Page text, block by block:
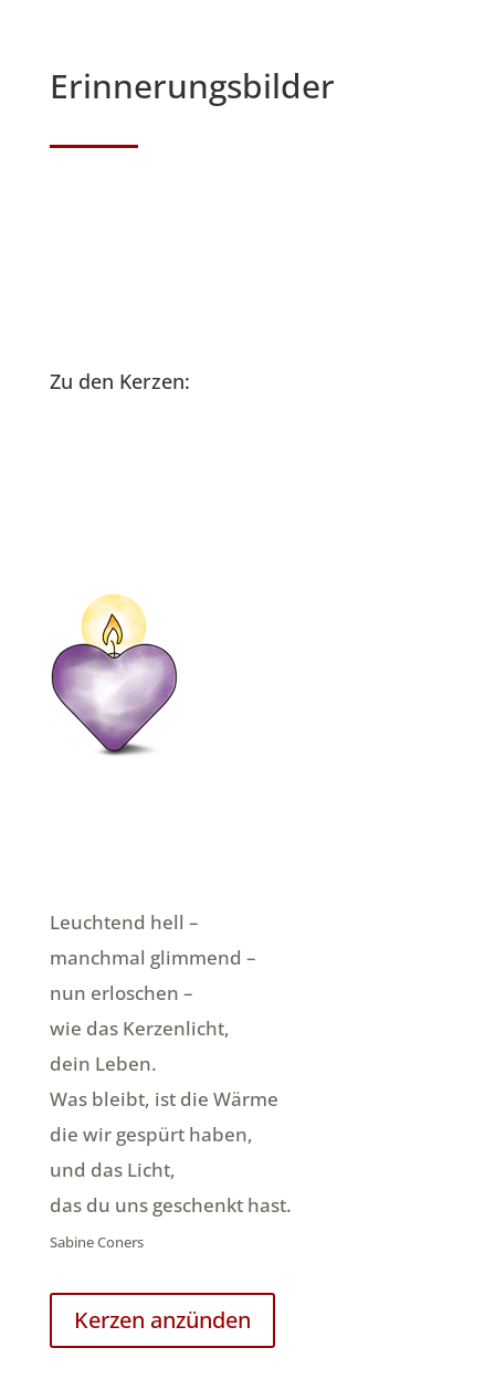
Erinnerungsbilder
Zu den Kerzen:
Leuchtend hell –
manchmal glimmend –
nun erloschen –
wie das Kerzenlicht,
dein Leben.
Was bleibt, ist die Wärme
die wir gespürt haben,
und das Licht,
das du uns geschenkt hast.
Sabine Coners
Kerzen anzünden